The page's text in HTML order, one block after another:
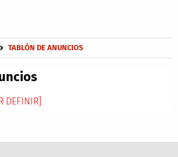
de ayuda a la navegación
TABLÓN DE ANUNCIOS
DEFINIR]